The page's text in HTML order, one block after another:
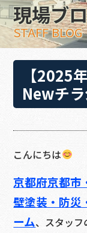
現場ブ
STAFF BLOG
【2025
Newチラ
こんにちは
京都府京都市
壁塗装・防災
ーム、スタッフ